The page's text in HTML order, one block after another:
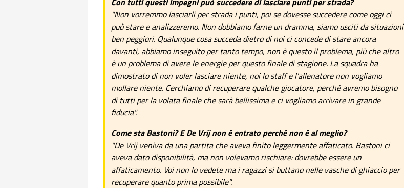
"Non vorremmo lasciarli per strada i punti, poi se dovesse succedere come oggi ci
può stare e analizzeremo. Non dobbiamo farne un dramma, siamo usciti da situazioni
ben peggiori. Qualunque cosa succeda dietro di noi ci concede di stare ancora
davanti, abbiamo inseguito per tanto tempo, non è questo il problema, più che altro
è un problema di avere le energie per questo finale di stagione. La squadra ha
dimostrato di non voler lasciare niente, noi lo staff e l'allenatore non vogliamo
mollare niente. Cerchiamo di recuperare qualche giocatore, perché avremo bisogno
di tutti per la volata finale che sarà bellissima e ci vogliamo arrivare in grande
fiducia".
Come sta Bastoni? E De Vrij non è entrato perché non è al meglio?
"De Vrij veniva da una partita che aveva finito leggermente affaticato. Bastoni ci
aveva dato disponibilità, ma non volevamo rischiare: dovrebbe essere un
affaticamento. Voi non lo vedete ma i ragazzi si buttano nelle vasche di ghiaccio per
recuperare quanto prima possibile".